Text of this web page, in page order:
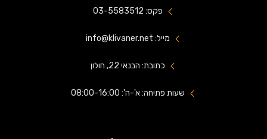
פקס: 03-5583512
מייל: info@klivaner.net
כתובת: הבנאי 22, חולון
שעות פתיחה: א'-ה': 08:00-16:00